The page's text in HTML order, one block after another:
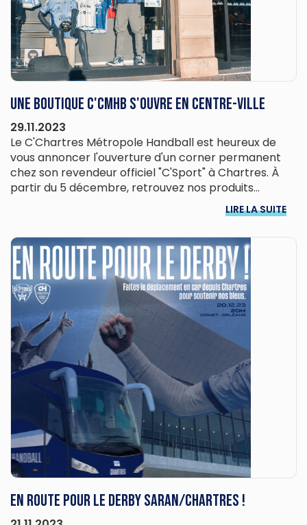
UNE BOUTIQUE C'CMHB S'OUVRE EN CENTRE-VILLE
29.11.2023
Le C'Chartres Métropole Handball est heureux de
vous annoncer l'ouverture d'un corner permanent
chez son revendeur officiel "C'Sport" à Chartres. À
partir du 5 décembre, retrouvez nos produits...
LIRE LA SUITE
En route pour le derby Saran/Chartres !